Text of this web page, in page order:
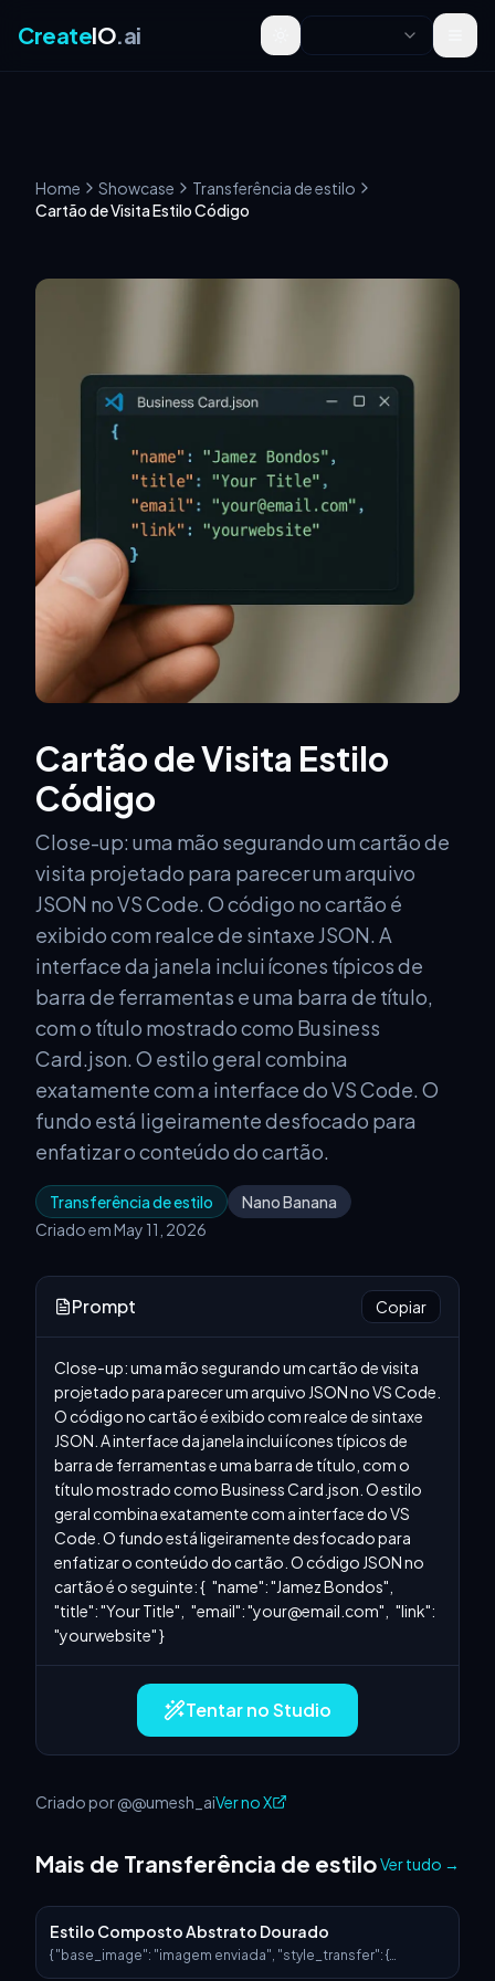
CreateIO.ai Toggle theme
Home Showcase
Transferência de estilo
Cartão de Visita Estilo Código
Cartão de Visita Estilo
Código
Close-up: uma mão segurando um cartão de
visita projetado para parecer um arquivo
JSON no VS Code. O código no cartão é
exibido com realce de sintaxe JSON. A
interface da janela inclui ícones típicos de
barra de ferramentas e uma barra de título,
com o título mostrado como Business
Card.json. O estilo geral combina
exatamente com a interface do VS Code. O
fundo está ligeiramente desfocado para
enfatizar o conteúdo do cartão.
Transferência de estilo
Nano Banana
Criado em May 11, 2026
Prompt Copiar
Close-up: uma mão segurando um cartão de visita
projetado para parecer um arquivo JSON no VS Code.
O código no cartão é exibido com realce de sintaxe
JSON. A interface da janela inclui ícones típicos de
barra de ferramentas e uma barra de título, com o
título mostrado como Business Card.json. O estilo
geral combina exatamente com a interface do VS
Code. O fundo está ligeiramente desfocado para
enfatizar o conteúdo do cartão. O código JSON no
cartão é o seguinte: {   "name": "Jamez Bondos",
"title": "Your Title",   "email": "your@email.com",   "link":
"yourwebsite" }
Tentar no Studio
Criado por @@umesh_aiVer no X
Mais de Transferência de estiloVer tudo →
Estilo Composto Abstrato Dourado
{ "base_image": "imagem enviada", "style_transfer": {